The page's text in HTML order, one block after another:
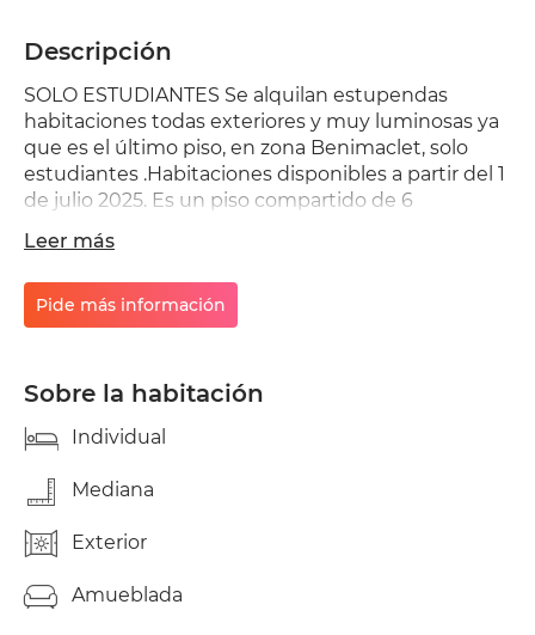
Descripción
SOLO ESTUDIANTES Se alquilan estupendas
habitaciones todas exteriores y muy luminosas ya
que es el último piso, en zona Benimaclet, solo
estudiantes .Habitaciones disponibles a partir del 1
de julio 2025. Es un piso compartido de 6
EXTERIOR con todos los servicios a mano y muy
bien comunicado. No se puede fumar .Se busca
gente responsable y educada con ambiente de
estudio. Gastos de suministros del agua y la luz son
zonas comunes dos veces al mes están incluidos
suministros .Ventanas recién cambiadas. Vistas
Leer más
Pide más información
Sobre la habitación
Individual
Mediana
Exterior
Amueblada